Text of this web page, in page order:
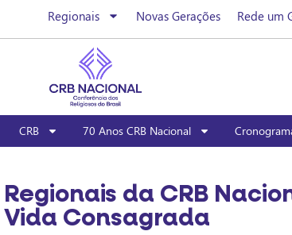
Regionais Novas Gerações Rede um
CRB 70 Anos CRB Nacional
Regionais da CRB
Vida Consagrada